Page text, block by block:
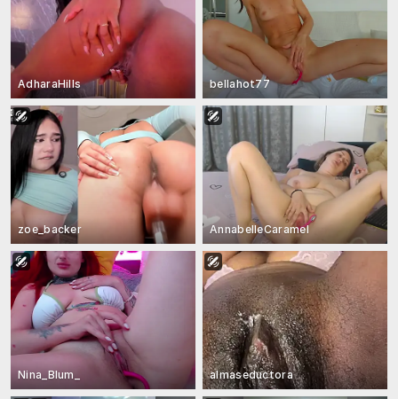
AdharaHills bellahot77
zoe_backer AnnabelleCaramel
Nina_Blum_ almaseductora